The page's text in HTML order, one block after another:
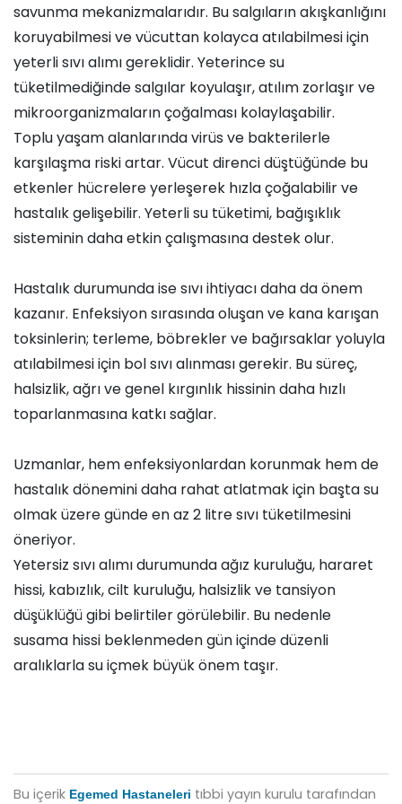
savunma mekanizmalarıdır. Bu salgıların akışkanlığını
koruyabilmesi ve vücuttan kolayca atılabilmesi için
yeterli sıvı alımı gereklidir. Yeterince su
tüketilmediğinde salgılar koyulaşır, atılım zorlaşır ve
mikroorganizmaların çoğalması kolaylaşabilir.
Toplu yaşam alanlarında virüs ve bakterilerle
karşılaşma riski artar. Vücut direnci düştüğünde bu
etkenler hücrelere yerleşerek hızla çoğalabilir ve
hastalık gelişebilir. Yeterli su tüketimi, bağışıklık
sisteminin daha etkin çalışmasına destek olur.
Hastalık durumunda ise sıvı ihtiyacı daha da önem
kazanır. Enfeksiyon sırasında oluşan ve kana karışan
toksinlerin; terleme, böbrekler ve bağırsaklar yoluyla
atılabilmesi için bol sıvı alınması gerekir. Bu süreç,
halsizlik, ağrı ve genel kırgınlık hissinin daha hızlı
toparlanmasına katkı sağlar.
Uzmanlar, hem enfeksiyonlardan korunmak hem de
hastalık dönemini daha rahat atlatmak için başta su
olmak üzere günde en az 2 litre sıvı tüketilmesini
öneriyor.
Yetersiz sıvı alımı durumunda ağız kuruluğu, hararet
hissi, kabızlık, cilt kuruluğu, halsizlik ve tansiyon
düşüklüğü gibi belirtiler görülebilir. Bu nedenle
susama hissi beklenmeden gün içinde düzenli
aralıklarla su içmek büyük önem taşır.
Bu içerik Egemed Hastaneleri tıbbi yayın kurulu tarafından